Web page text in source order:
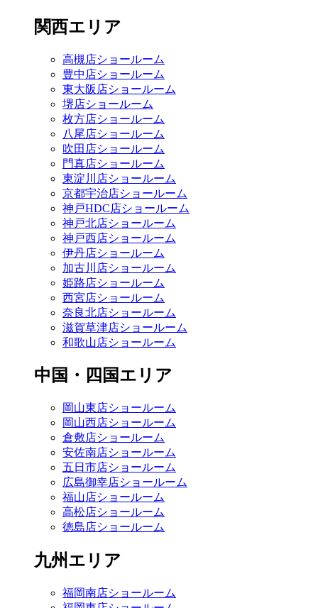
関西エリア
高槻店ショールーム
豊中店ショールーム
東大阪店ショールーム
堺店ショールーム
枚方店ショールーム
八尾店ショールーム
吹田店ショールーム
門真店ショールーム
東淀川店ショールーム
京都宇治店ショールーム
神戸HDC店ショールーム
神戸北店ショールーム
神戸西店ショールーム
伊丹店ショールーム
加古川店ショールーム
姫路店ショールーム
西宮店ショールーム
奈良北店ショールーム
滋賀草津店ショールーム
和歌山店ショールーム
中国・四国エリア
岡山東店ショールーム
岡山西店ショールーム
倉敷店ショールーム
安佐南店ショールーム
五日市店ショールーム
広島御幸店ショールーム
福山店ショールーム
高松店ショールーム
徳島店ショールーム
九州エリア
福岡南店ショールーム